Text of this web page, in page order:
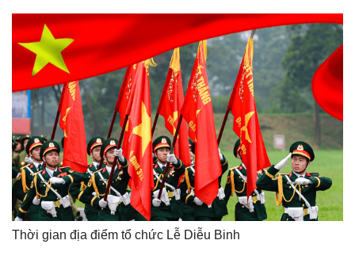
Thời gian địa điểm tổ chức Lễ Diễu Binh